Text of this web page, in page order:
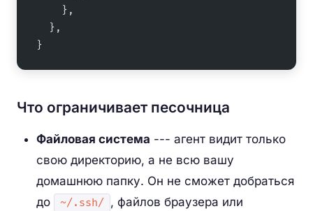
    },
  },
}
Что ограничивает песочница
Файловая система --- агент видит только
свою директорию, а не всю вашу
домашнюю папку. Он не сможет добраться
до
~/.ssh/ , файлов браузера или